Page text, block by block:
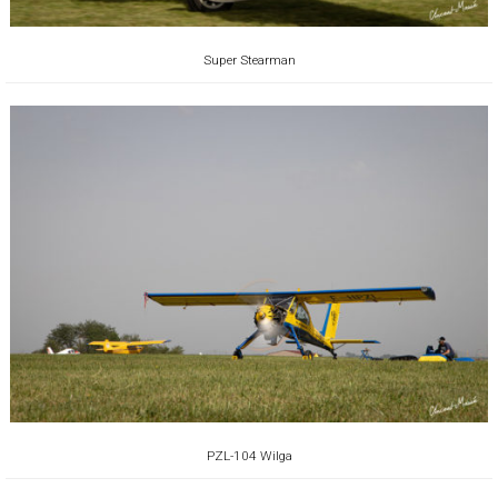
Super Stearman
PZL-104 Wilga